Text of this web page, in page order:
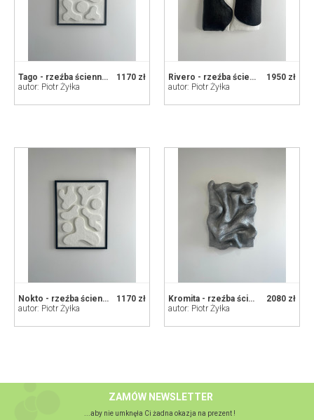
1170 zł
Tago - rzeźba ścienna 3D
autor: Piotr Żyłka
1950 zł
Rivero - rzeźba ścienna 3D
autor: Piotr Żyłka
1170 zł
Nokto - rzeźba ścienna 3D
autor: Piotr Żyłka
2080 zł
Kromita - rzeźba ścienna 3D
autor: Piotr Żyłka
ZAMÓW NEWSLETTER
...aby nie umknęła Ci żadna okazja na prezent !